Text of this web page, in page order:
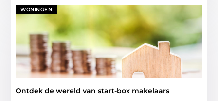
WONINGEN
Ontdek de wereld van start-box makelaars